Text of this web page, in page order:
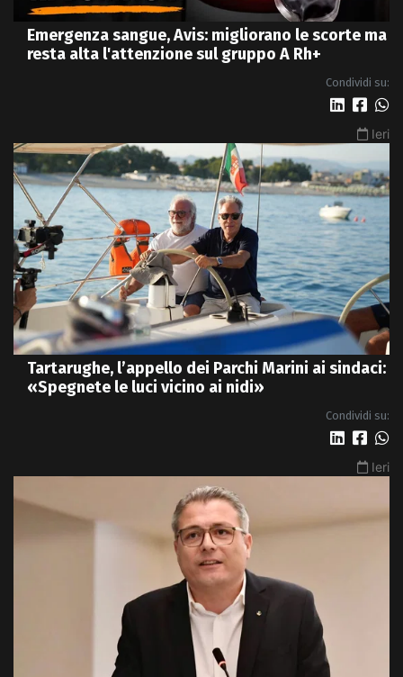
Emergenza sangue, Avis: migliorano le scorte ma
resta alta l'attenzione sul gruppo A Rh+
Condividi su:
Ieri
Tartarughe, l’appello dei Parchi Marini ai sindaci:
«Spegnete le luci vicino ai nidi»
Condividi su:
Ieri